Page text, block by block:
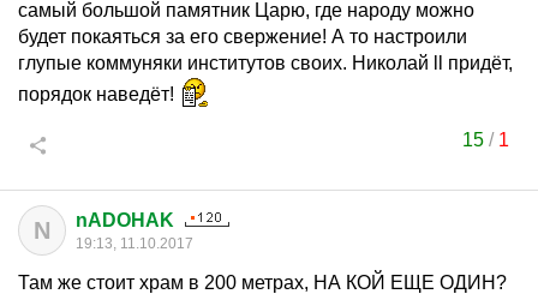
самый большой памятник Царю, где народу можно
будет покаяться за его свержение! А то настроили
глупые коммуняки институтов своих. Николай ll придёт,
порядок наведёт!
15 / 1
N nADOHAK
19:13, 11.10.2017
Там же стоит храм в 200 метрах, НА КОЙ ЕЩЕ ОДИН?